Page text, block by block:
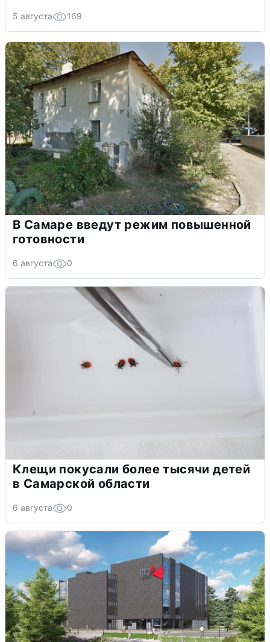
5 августа 169
В Самаре введут режим повышенной
готовности
6 августа 0
Клещи покусали более тысячи детей
в Самарской области
6 августа 0